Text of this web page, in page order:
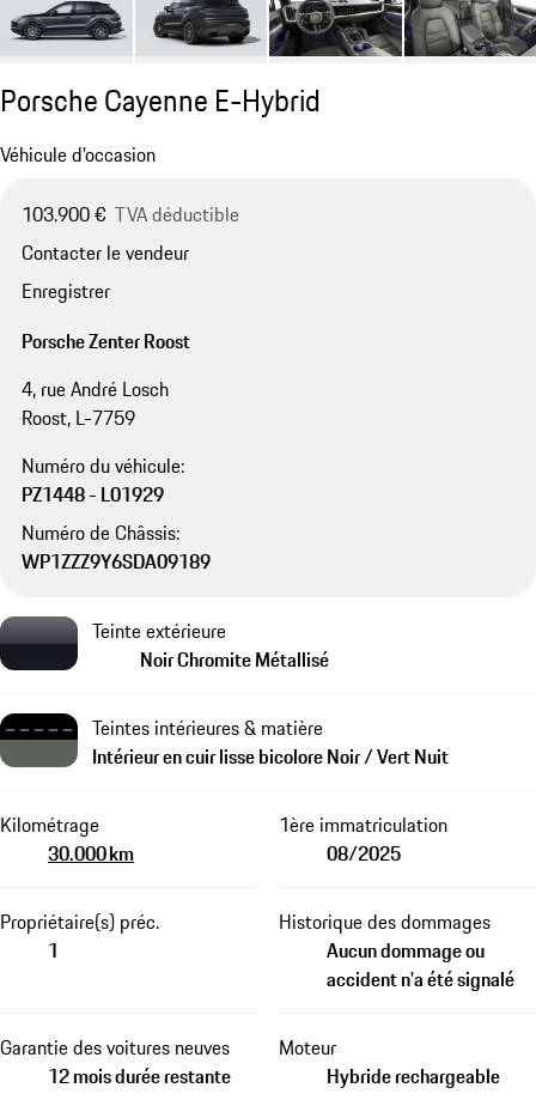
Porsche Cayenne E-Hybrid
Véhicule d'occasion
103.900 € TVA déductible
Contacter le vendeur
Enregistrer
Porsche Zenter Roost
4, rue André Losch
Roost, L-7759
Numéro du véhicule:
PZ1448 - L01929
Numéro de Châssis:
WP1ZZZ9Y6SDA09189
Teinte extérieure
Noir Chromite Métallisé
Teintes intérieures & matière
Intérieur en cuir lisse bicolore Noir / Vert Nuit
Kilométrage
30.000 km
1ère immatriculation
08/2025
Propriétaire(s) préc.
1
Historique des dommages
Aucun dommage ou
accident n'a été signalé
Garantie des voitures neuves
12 mois durée restante
Moteur
Hybride rechargeable